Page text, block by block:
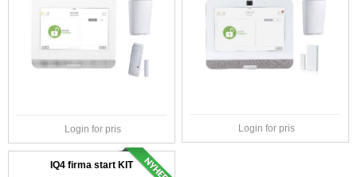
Login for pris Login for pris
IQ4 firma start KIT